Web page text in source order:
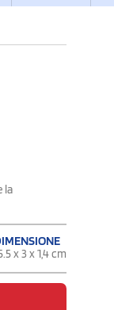
la
x 3 x 1,4 cm